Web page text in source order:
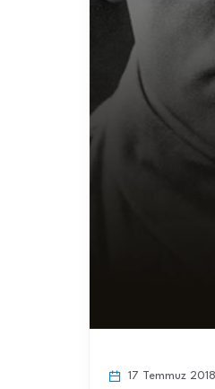
17 Temmuz 2018